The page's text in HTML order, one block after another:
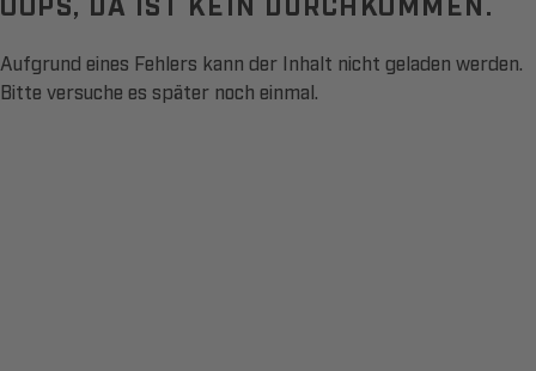
Aufgrund eines Fehlers kann der Inhalt nicht geladen werden.
Bitte versuche es später noch einmal.